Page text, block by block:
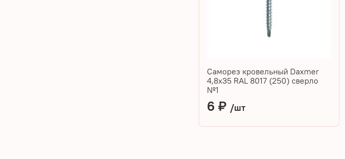
Саморез кровельный Daxmer
4,8х35 RAL 8017 (250) сверло
№1
6 ₽ /шт